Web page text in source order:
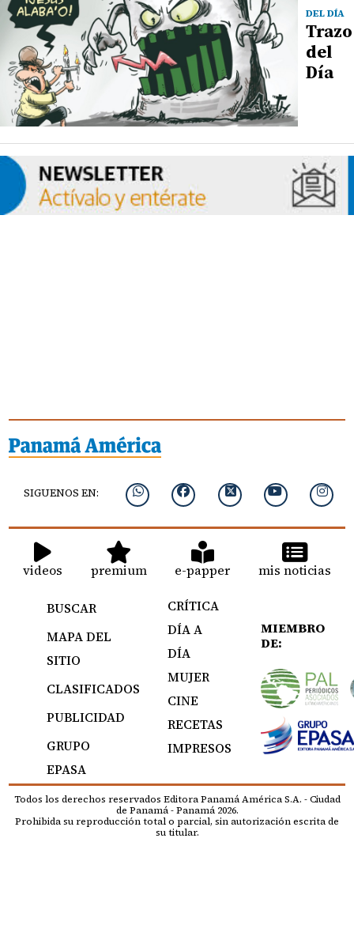
DEL DÍA
Trazo
del
Día
SIGUENOS EN:
videos premium e-papper mis noticias
BUSCAR
MAPA DEL
SITIO
CLASIFICADOS
PUBLICIDAD
GRUPO
EPASA
CRÍTICA
DÍA A
DÍA
MUJER
CINE
RECETAS
IMPRESOS
MIEMBRO
DE:
Todos los derechos reservados Editora Panamá América S.A. - Ciudad
de Panamá - Panamá 2026.
Prohibida su reproducción total o parcial, sin autorización escrita de
su titular.